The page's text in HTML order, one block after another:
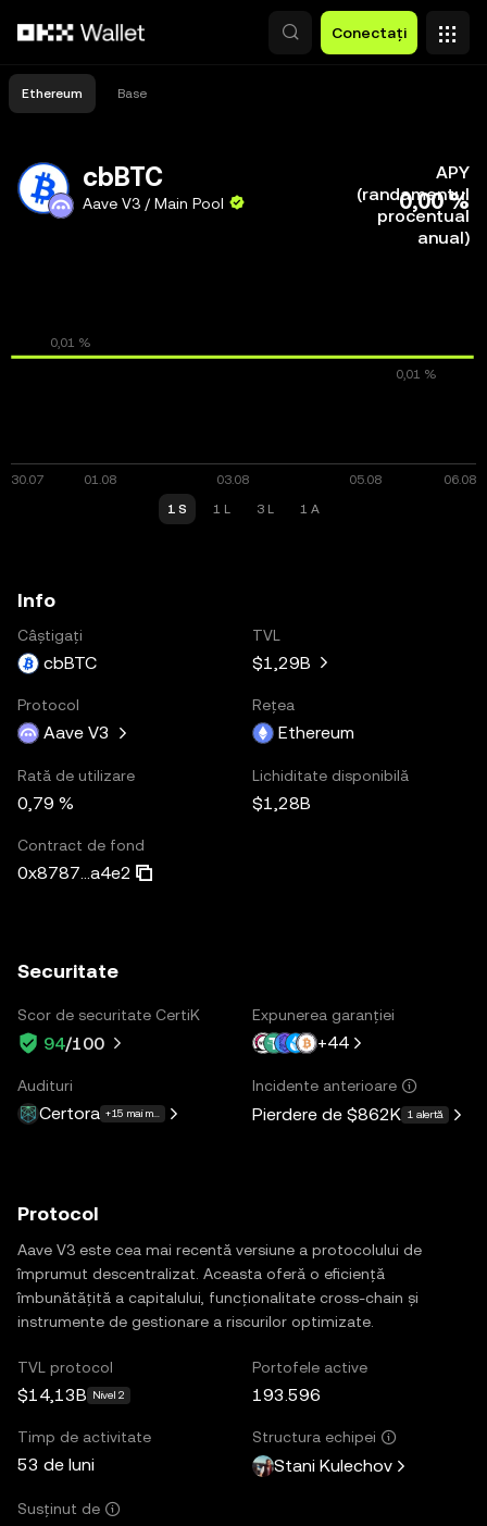
Conectați
Ethereum Base
cbBTC
Aave V3 / Main Pool
APY
(randamentul
procentual
anual)
0,00 %
1 S 1 L 3 L 1 A
Info
Câștigați
cbBTC
TVL
$1,29B
Protocol
Aave V3
Rețea
Ethereum
Rată de utilizare
0,79 %
Lichiditate disponibilă
$1,28B
Contract de fond
0x8787...a4e2
Securitate
Scor de securitate CertiK
94/100
Expunerea garanției
+44
Audituri
Certora +15 mai multe
Incidente anterioare
Pierdere de $862K 1 alertă
Protocol
Aave V3 este cea mai recentă versiune a protocolului de
împrumut descentralizat. Aceasta oferă o eficiență
îmbunătățită a capitalului, funcționalitate cross-chain și
instrumente de gestionare a riscurilor optimizate.
TVL protocol
$14,13B Nivel 2
Portofele active
193.596
Timp de activitate
53 de luni
Structura echipei
Stani Kulechov
Susținut de